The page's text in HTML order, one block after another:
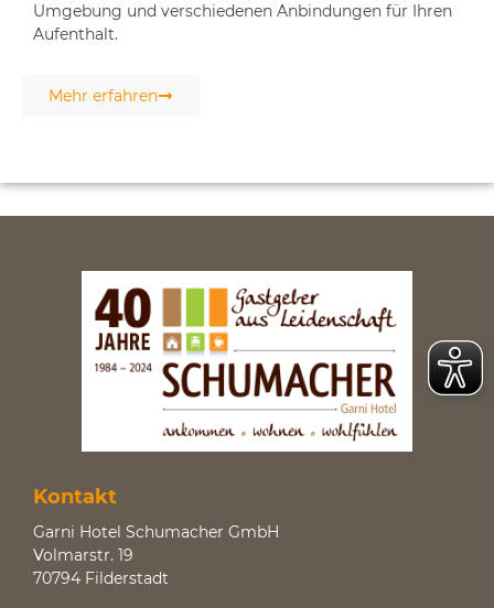
Umgebung und verschiedenen Anbindungen für Ihren
Aufenthalt.
Mehr erfahren
Kontakt
Garni Hotel Schumacher GmbH
Volmarstr. 19
70794 Filderstadt